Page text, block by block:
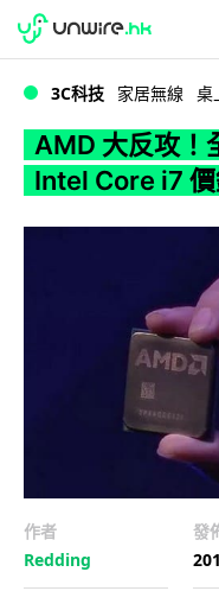
WWDC 2026
3C科技 家居無線 桌
AMD 大反攻！
Intel Core i7
作者
Redding
發